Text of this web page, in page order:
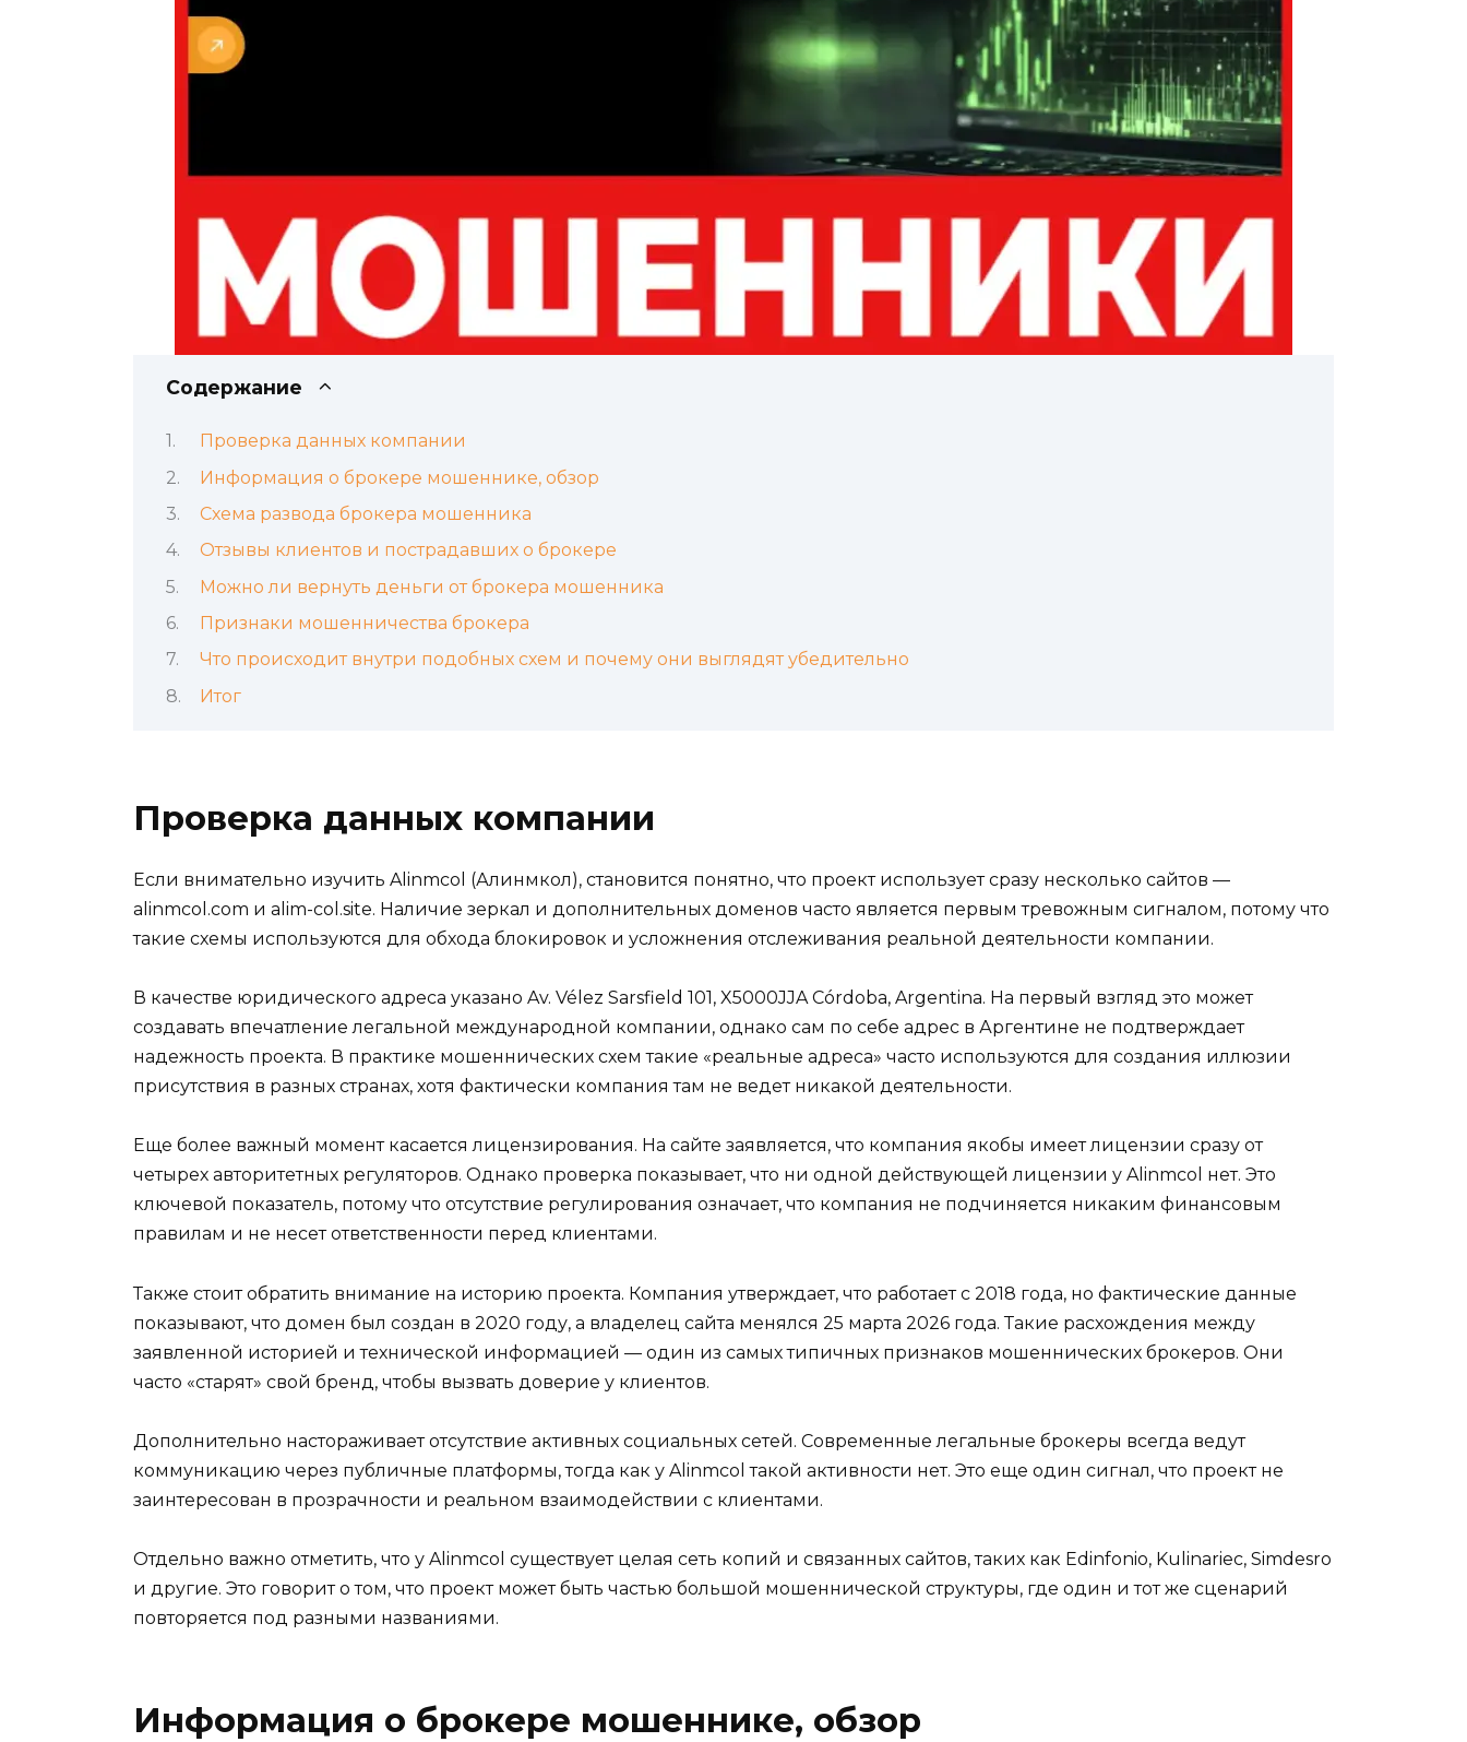
Содержание
Проверка данных компании
Информация о брокере мошеннике, обзор
Схема развода брокера мошенника
Отзывы клиентов и пострадавших о брокере
Можно ли вернуть деньги от брокера мошенника
Признаки мошенничества брокера
Что происходит внутри подобных схем и почему они выглядят убедительно
Итог
Проверка данных компании
Если внимательно изучить Alinmcol (Алинмкол), становится понятно, что проект использует сразу несколько сайтов —
alinmcol.com и alim-col.site. Наличие зеркал и дополнительных доменов часто является первым тревожным сигналом, потому что
такие схемы используются для обхода блокировок и усложнения отслеживания реальной деятельности компании.
В качестве юридического адреса указано Av. Vélez Sarsfield 101, X5000JJA Córdoba, Argentina. На первый взгляд это может
создавать впечатление легальной международной компании, однако сам по себе адрес в Аргентине не подтверждает
надежность проекта. В практике мошеннических схем такие «реальные адреса» часто используются для создания иллюзии
присутствия в разных странах, хотя фактически компания там не ведет никакой деятельности.
Еще более важный момент касается лицензирования. На сайте заявляется, что компания якобы имеет лицензии сразу от
четырех авторитетных регуляторов. Однако проверка показывает, что ни одной действующей лицензии у Alinmcol нет. Это
ключевой показатель, потому что отсутствие регулирования означает, что компания не подчиняется никаким финансовым
правилам и не несет ответственности перед клиентами.
Также стоит обратить внимание на историю проекта. Компания утверждает, что работает с 2018 года, но фактические данные
показывают, что домен был создан в 2020 году, а владелец сайта менялся 25 марта 2026 года. Такие расхождения между
заявленной историей и технической информацией — один из самых типичных признаков мошеннических брокеров. Они
часто «старят» свой бренд, чтобы вызвать доверие у клиентов.
Дополнительно настораживает отсутствие активных социальных сетей. Современные легальные брокеры всегда ведут
коммуникацию через публичные платформы, тогда как у Alinmcol такой активности нет. Это еще один сигнал, что проект не
заинтересован в прозрачности и реальном взаимодействии с клиентами.
Отдельно важно отметить, что у Alinmcol существует целая сеть копий и связанных сайтов, таких как Edinfonio, Kulinariec, Simdesro
и другие. Это говорит о том, что проект может быть частью большой мошеннической структуры, где один и тот же сценарий
повторяется под разными названиями.
Информация о брокере мошеннике, обзор